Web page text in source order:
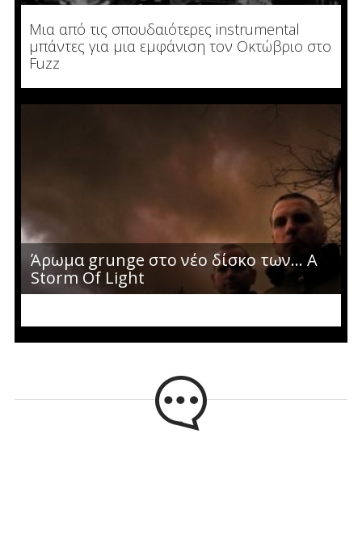
Μια από τις σπουδαιότερες instrumental
μπάντες για μια εμφάνιση τον Οκτώβριο στο
Fuzz
Άρωμα grunge στο νέο δίσκο των... A
Storm Of Light